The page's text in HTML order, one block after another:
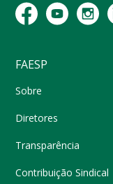
FAESP
Sobre
Diretores
Transparência
Contribuição Sindical